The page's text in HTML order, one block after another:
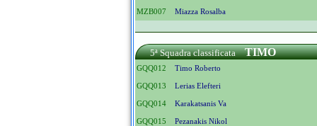
MZB007 Miazza Rosalba
5ª Squadra classificata TIMO
GQQ012 Timo Roberto
GQQ013 Lerias Elefteri
GQQ014 Karakatsanis Va
GQQ015 Pezanakis Nikol